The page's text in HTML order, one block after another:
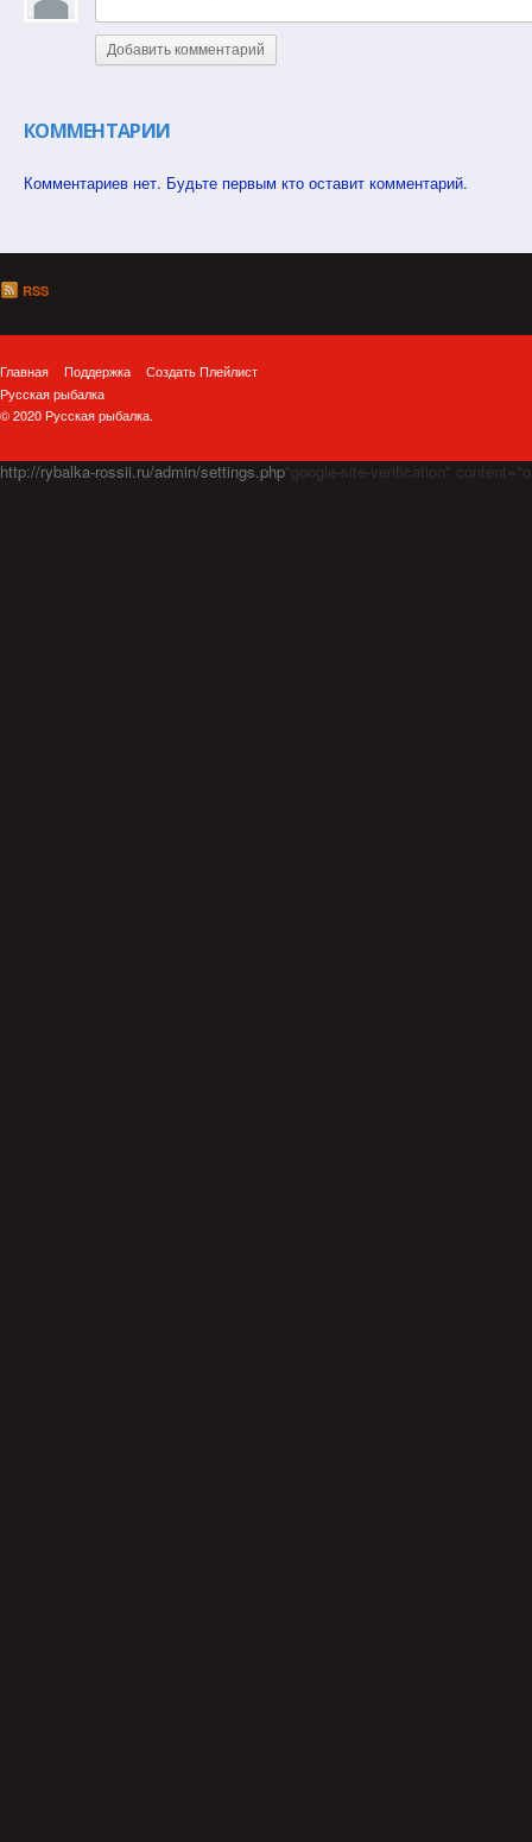
Добавить комментарий
КОММЕНТАРИИ
Комментариев нет. Будьте первым кто оставит комментарий.
RSS
Главная Поддержка
Создать Плейлист
Русская рыбалка
© 2020 Русская рыбалка.
http://rybalka-rossii.ru/admin/settings.php"google-site-verification"